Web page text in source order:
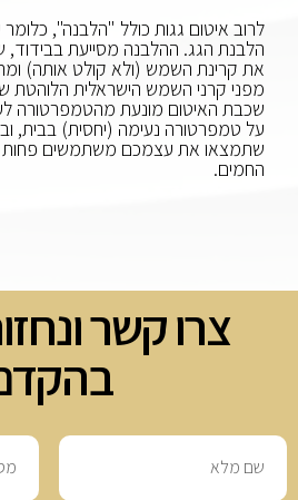
לרוב איטום גגות כולל "הלבנה",
הלבנת הגג. ההלבנה מסייעת בבידוד,
את קרינת השמש (ולא קולט אותה)
מפני קרני השמש הישראלית הלוהטת
שכבת האיטום מונעת מהטמפרטורה
על טמפרטורה נעימה (יחסית) בבית,
שתמצאו את עצמכם משתמשים פחות
החמים.
צרו קשר